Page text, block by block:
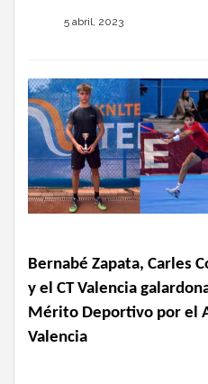
5 abril, 2023
Bernabé Zapata, Carles
y el CT Valencia
Mérito Deportivo por el
Valencia